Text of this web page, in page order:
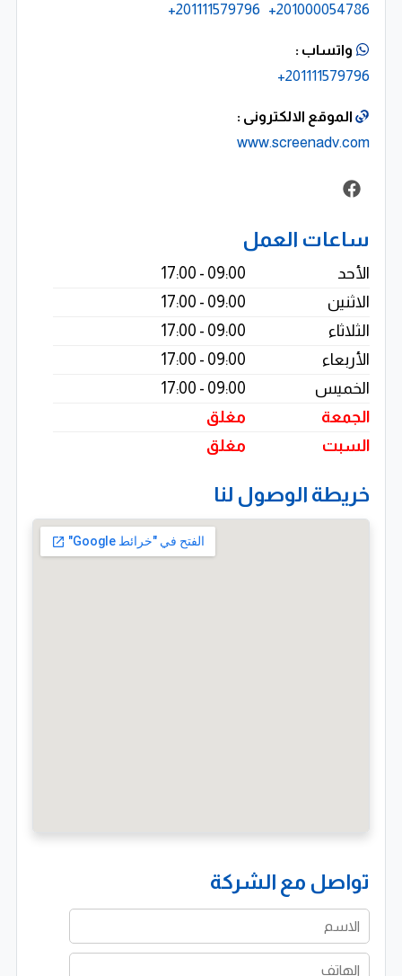
201000054786+
201111579796+
واتساب :
201111579796+
الموقع الالكترونى :
www.screenadv.com
ساعات العمل
الأحد
09:00 - 17:00
الاثنين
09:00 - 17:00
الثلاثاء
09:00 - 17:00
الأربعاء
09:00 - 17:00
الخميس
09:00 - 17:00
الجمعة
مغلق
السبت
مغلق
خريطة الوصول لنا
تواصل مع الشركة